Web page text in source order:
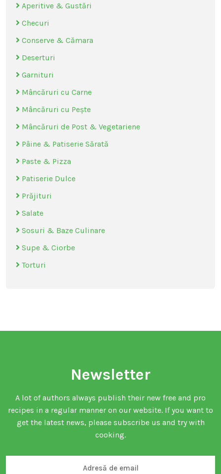
Aperitive & Gustări
Checuri
Conserve & Cămara
Deserturi
Garnituri
Mâncăruri cu Carne
Mâncăruri cu Pește
Mâncăruri de Post & Vegetariene
Pâine & Patiserie Sărată
Paste & Pizza
Patiserie Dulce
Prăjituri
Salate
Sosuri & Baze Culinare
Supe & Ciorbe
Torturi
Newsletter
A lot of authors always publish their new free and pro
recipes in a regular manner on our website. If you want to
get the latest news, please subscribe us and try with
cooking.